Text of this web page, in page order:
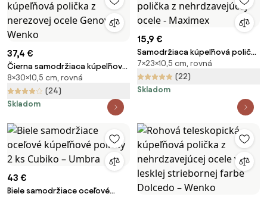
37,4 €
Čierna samodržiaca kúpeľňová
polička z nerezovej ocele
Genova - Wenko
8×30×10,5 cm, rovná
(24)
Skladom
15,9 €
Samodržiaca kúpeľňová polička
z nehrdzavejúcej ocele -
Maximex
7×23×10,5 cm, rovná
(22)
Skladom
43 €
Biele samodržiace oceľové